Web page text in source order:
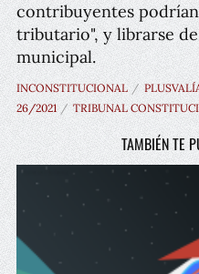
contribuyentes
tributario", y librarse
municipal.
INCONSTITUCIONAL
26/2021
TRIBUNAL
TAMBIÉN TE